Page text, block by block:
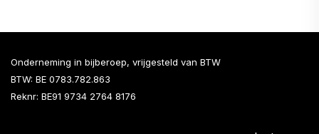
Onderneming in bijberoep, vrijgesteld van BTW
BTW: BE 0783.782.863
Reknr: BE91 9734 2764 8176